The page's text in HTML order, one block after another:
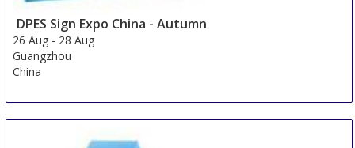
DPES Sign Expo China - Autumn
26 Aug - 28 Aug
Guangzhou
China